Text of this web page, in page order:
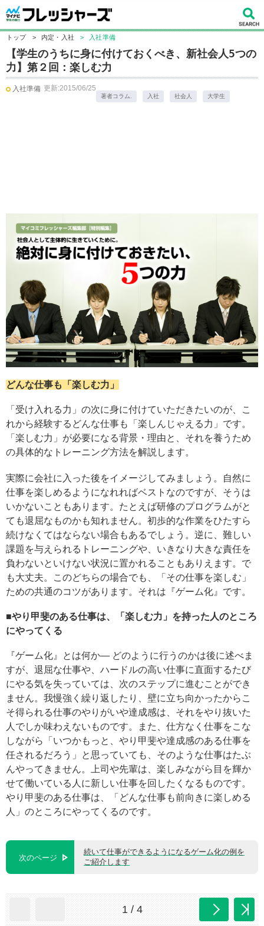
トップ > 内定・入社 > 入社準備
【学生のうちに身に付けておくべき、新社会人5つの
力】第２回：楽しむ力
入社準備 更新:2015/06/25
著者コラム. 入社 社会人 大学生
どんな仕事も「楽しむ力」
「受け入れる力」の次に身に付けていただきたいのが、こ
れから経験するどんな仕事も「楽しんじゃえる力」です。
「楽しむ力」が必要になる背景・理由と、それを養うため
の具体的なトレーニング方法を解説します。
実際に会社に入った後をイメージしてみましょう。自然に
仕事を楽しめるようになれればベストなのですが、そうは
いかないこともあります。たとえば研修のプログラムがと
ても退屈なものかも知れません。初歩的な作業をひたすら
続けなくてはならない場合もあるでしょう。逆に、難しい
課題を与えられるトレーニングや、いきなり大きな責任を
負わないといけない状況に置かれることもありえます。で
も大丈夫。このどちらの場合でも、「その仕事を楽しむ」
ための共通のコツがあります。それは『ゲーム化』です。
■やり甲斐のある仕事は、「楽しむ力」を持った人のところ
にやってくる
『ゲーム化』とは何か― どのように行うのかは後に述べま
すが、退屈な仕事や、ハードルの高い仕事に直面するたび
にやる気を失っていては、次のステップに進むことができ
ません。我慢強く繰り返したり、壁に立ち向かったからこ
そ得られる仕事のやりがいや達成感は、それをやり抜いた
人でしか味わえないものです。また、仕方なく仕事をこな
しながら「いつかもっと、やり甲斐や達成感のある仕事を
任されるだろう」と思っていても、そのような仕事はたぶ
んやってきません。上司や先輩は、楽しみながら目を輝か
せて働いている人に新しい仕事を回したくなるものです。
やり甲斐のある仕事は、「どんな仕事も前向きに楽しめる
人」のところにやってくるのです。
次のページ
続いて仕事ができるようになるゲーム化の例を
ご紹介します
1 / 4